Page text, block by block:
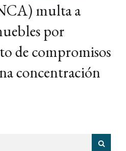
multa a
por
de compromisos
concentración